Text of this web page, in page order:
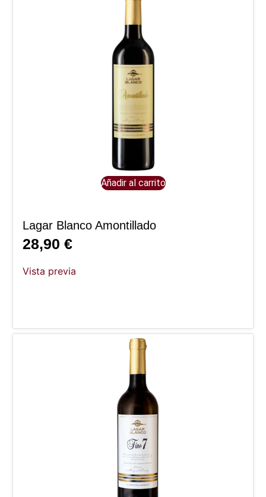
Añadir al carrito
Lagar Blanco Amontillado
28,90€
Vista previa